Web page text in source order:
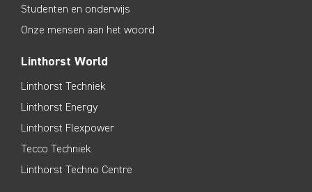
Studenten en onderwijs
Onze mensen aan het woord
Linthorst World
Linthorst Techniek
Linthorst Energy
Linthorst Flexpower
Tecco Techniek
Linthorst Techno Centre